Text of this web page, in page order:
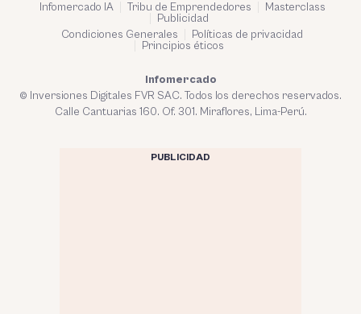
Infomercado IA Tribu de Emprendedores
Masterclass
Publicidad
Condiciones Generales
Políticas de privacidad
Principios éticos
Infomercado
© Inversiones Digitales FVR SAC. Todos los derechos reservados.
Calle Cantuarias 160. Of. 301. Miraflores, Lima-Perú.
PUBLICIDAD